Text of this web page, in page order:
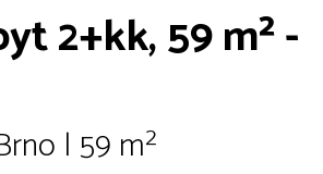
2+kk, 59 m² -
| 59 m²